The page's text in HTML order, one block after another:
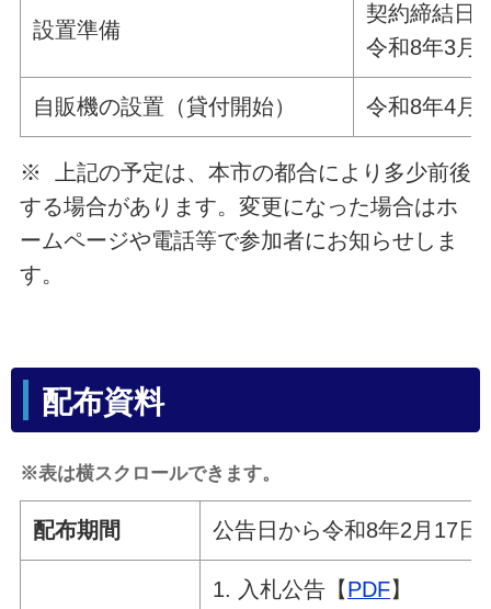
設置準備
契約締結日
令和8年3月
自販機の設置（貸付開始） 令和8年4月
※ 上記の予定は、本市の都合により多少前後
する場合があります。変更になった場合はホ
ームページや電話等で参加者にお知らせしま
す。
配布資料
※表は横スクロールできます。
配布期間 公告日から令和8年2月17日
1. 入札公告【PDF】